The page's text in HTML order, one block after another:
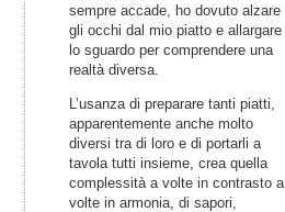
sempre accade, ho dovuto alzare
gli occhi dal mio piatto e allargare
lo sguardo per comprendere una
realtà diversa.
L’usanza di preparare tanti piatti,
apparentemente anche molto
diversi tra di loro e di portarli a
tavola tutti insieme, crea quella
complessità a volte in contrasto a
volte in armonia, di sapori,